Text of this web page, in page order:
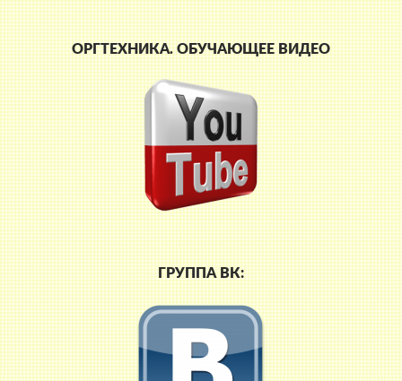
ОРГТЕХНИКА. ОБУЧАЮЩЕЕ ВИДЕО
ГРУППА ВК: